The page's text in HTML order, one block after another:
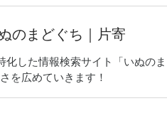
のまどぐち｜片寄
化した情報検索サイト「いぬの
を広めていきます！